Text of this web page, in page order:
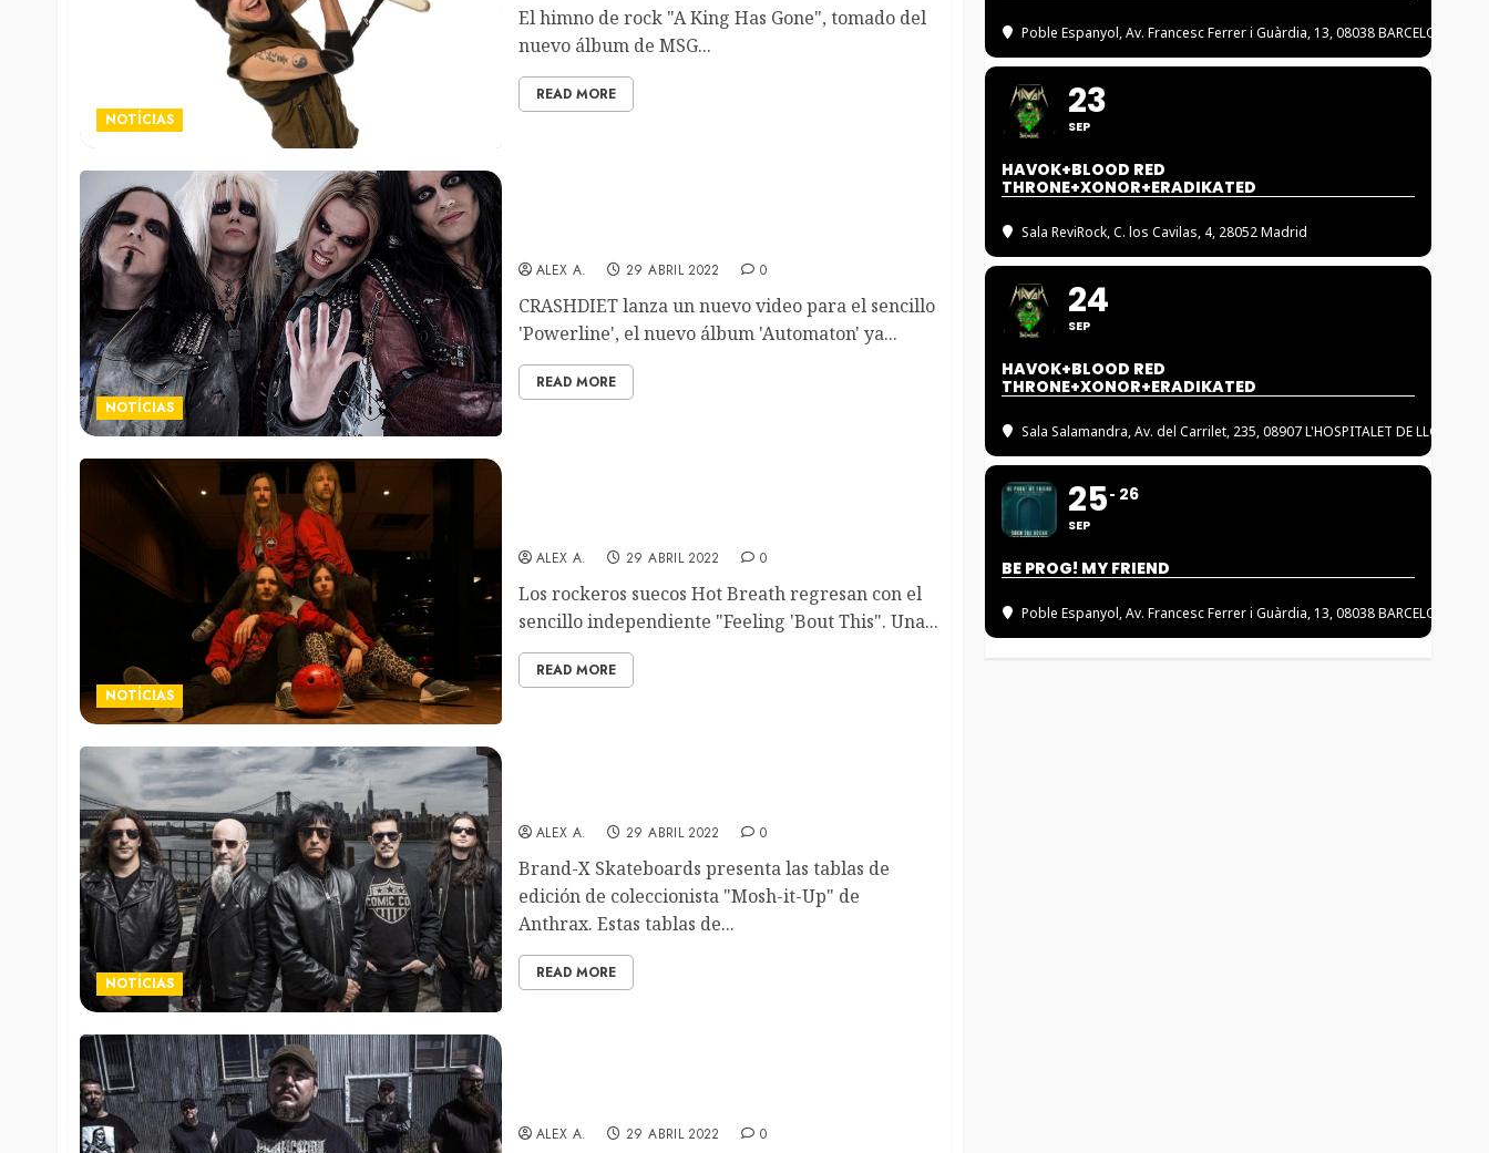
NOTÍCIAS
El himno de rock "A King Has Gone", tomado del
nuevo álbum de MSG...
READ MORE
NOTÍCIAS
ALEX A. 29 ABRIL 2022 0
CRASHDIET lanza un nuevo video para el sencillo
'Powerline', el nuevo álbum 'Automaton' ya...
READ MORE
NOTÍCIAS
ALEX A. 29 ABRIL 2022 0
Los rockeros suecos Hot Breath regresan con el
sencillo independiente "Feeling 'Bout This". Una...
READ MORE
NOTÍCIAS
ALEX A. 29 ABRIL 2022 0
Brand-X Skateboards presenta las tablas de
edición de coleccionista "Mosh-it-Up" de
Anthrax. Estas tablas de...
READ MORE
ALEX A. 29 ABRIL 2022 0
Poble Espanyol, Av. Francesc Ferrer i Guàrdia, 13, 08038 BARCELONA
23
SEP
HAVOK+BLOOD RED
THRONE+XONOR+ERADIKATED
Sala ReviRock, C. los Cavilas, 4, 28052 Madrid
24
SEP
HAVOK+BLOOD RED
THRONE+XONOR+ERADIKATED
Sala Salamandra, Av. del Carrilet, 235, 08907 L'HOSPITALET DE LLOBREGAT
25
SEP
26
BE PROG! MY FRIEND
Poble Espanyol, Av. Francesc Ferrer i Guàrdia, 13, 08038 BARCELONA